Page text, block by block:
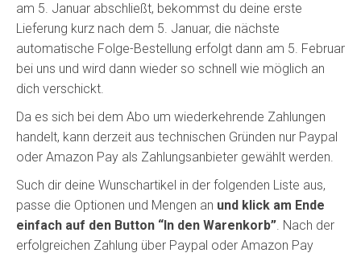
am 5. Januar abschließt, bekommst du deine erste
Lieferung kurz nach dem 5. Januar, die nächste
automatische Folge-Bestellung erfolgt dann am 5. Februar
bei uns und wird dann wieder so schnell wie möglich an
dich verschickt.
Da es sich bei dem Abo um wiederkehrende Zahlungen
handelt, kann derzeit aus technischen Gründen nur Paypal
oder Amazon Pay als Zahlungsanbieter gewählt werden.
Such dir deine Wunschartikel in der folgenden Liste aus,
passe die Optionen und Mengen an und klick am Ende
einfach auf den Button “In den Warenkorb”. Nach der
erfolgreichen Zahlung über Paypal oder Amazon Pay